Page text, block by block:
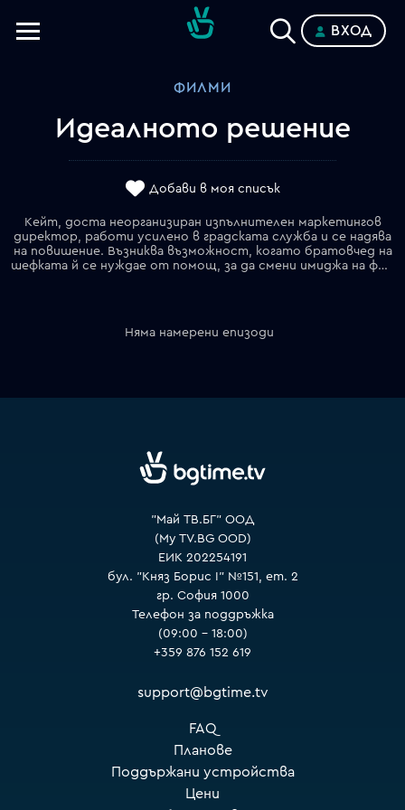
ВХОД
ФИЛМИ
Идеалното решение
Добави в моя списък
Кейт, доста неорганизиран изпълнителен маркетингов
директор, работи усилено в градската служба и се надява
на повишение. Възниква възможност, когато братовчед на
шефката й се нуждае от помощ, за да смени имиджа на фитнеса си в малък град. Оказва се, че в този град живее и баба й, а братовчедът е красивият Томас, който знае много за обученията и тренировките, но нищо за PR или социалните медии. Могат ли заедно да намерят идеалното решение и да накарат нещата да "се случат" не само за бизнеса, но и за любовта…
Няма намерени епизоди
"Май ТВ.БГ" ООД
(My TV.BG OOD)
ЕИК 202254191
бул. "Княз Борис I" №151, ет. 2
гр. София 1000
Телефон за поддръжка
(09:00 – 18:00)
+359 876 152 619
support@bgtime.tv
FAQ
Планове
Поддържани устройства
Цени